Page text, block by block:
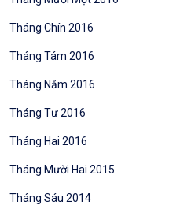
Tháng Chín 2016
Tháng Tám 2016
Tháng Năm 2016
Tháng Tư 2016
Tháng Hai 2016
Tháng Mười Hai 2015
Tháng Sáu 2014